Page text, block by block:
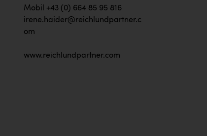
Mobil +43 (0) 664 85 95 816
irene.haider@reichlundpartner.c
om
www.reichlundpartner.com